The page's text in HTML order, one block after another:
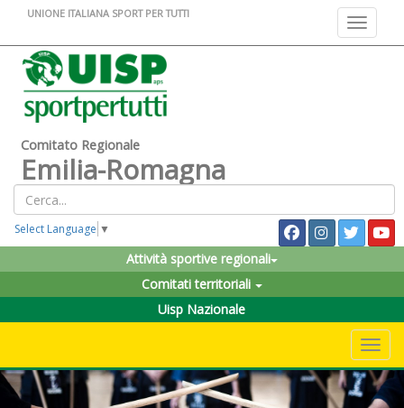
Toggle
UNIONE ITALIANA SPORT PER TUTTI
Comitato Regionale
Emilia-Romagna
Select Language ▼
Attività sportive regionali
Comitati territoriali
Uisp Nazionale